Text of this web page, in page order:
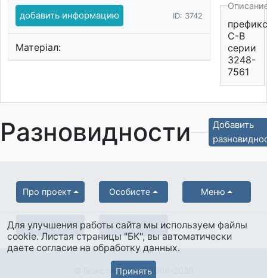
добавить информацию ID: 3742
Матеріал:
префикс
С-В
серии
3248-
7561
Разновидности
Добавить
Про проект Особисте Меню
Партнерам Українська
© Боністика-Клуб 2004-2026
Для улучшения работы сайта мы используем файлы
cookie. Листая страницы "БК", вы автоматически
даете согласие на обработку данных.
Принять